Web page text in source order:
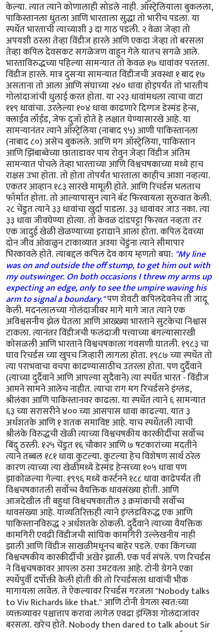
केल्या. त्यात त्याने कोणालाही सोडले नाही. ऑस्ट्रेलियाला बुकलला,
पाकिस्तानला धुतला आणि भारताला सुद्धा तो भारीच पडला. या
स्पर्धेत भारताची त्याच्याशी ३ दा गाठ पडली. २ वेळा जेव्हा तो
अपयशी ठरला तेव्हा विंडीज हारले आणि एकदा जेव्हा तो बरसला
तेव्हा कपिल देवसकट सगळेजण वाहुन गेले यातच सगळे आले.
भारताविरुद्धच्या पहिल्या सामन्यात तो केवळ १७ धावांवर परतला.
विंडीज हारले. मात्र दुसर्‍या सामन्यात विंडीजची अवस्था १ बाद १७
असताना तो आला आणि संघाच्या २४० धावा होइपर्यंत तो भारतीय
गोलांदाजांची धुलाई करत होता. या २२३ धावांमधला त्याचा वाटा
११९ धावांचा. उरलेल्या १०४ धावा काढणारे दिग्गज डेस्मंड हेन्स,
क्लाईव लॉईड, जेफ दुजॉ होते हे लक्षात घेण्यासारखे आहे. या
सामन्यानंतर त्याने ऑस्ट्रेलिया (नाबाद ९५) आणी पाकिस्तानला
(नाबाद ८०) असेच बुकलले. आणि मग ऑस्ट्रेलिया, पाकिस्तान
आणि झिंबाब्वेच्या छाताडावर पाय रोवुन जेव्हा विंडीज अंतिम
सामन्यात पोचले तेव्हा भारताच्या आणि विश्वचषकाच्या मध्ये हाच
राक्षस उभा होता. तो होता तोपर्यंत भारताला काहीच आशा नव्हत्या.
एकतर आव्हान १८३ सारखे मामूली होते. आणि रिचर्डस भलताच
फॉर्मात होता. तो आल्यापासुन त्याने बॅट फिरवायला सुरुवात केली.
२८ चेंडुत त्याने ३३ धावांचा खुर्दा पाडला. ३३ धावांवर जाउ नका. त्या
३३ धावा जीवघेण्या होत्या. तो केवळ दांडपट्टा फिरवत नव्हता तर
एक जादुई खेळी खेळण्याच्या इराद्याने आला होता. कपिल देवच्या
दोन जीव ओवाळुन टाकाव्यात अश्या चेंडुंना त्याने सीमापार
भिरकावले होते. त्याबद्दल कपिल देव काय म्हणतो बघा: "My line
was on and outside the off stump, to get him out with
my outswinger. On both occasions I threw my arms up
expecting an edge, only to see the umpire waving his
arm to signal a boundary."पण शेवटी कपिलदेवनेच ती जादू
केली. मदनलालच्या गोलंदाजीवर मागे मागे जात त्याने एक
अविश्वसनीय झेल घेतला आणि आख्ख्या भारताने सुटकेचा निश्वास
टाकला. त्यानंतर विंडीजची फलंदाजी पत्त्याच्या बंगल्यासारखी
कोसळली आणि भारताने विश्वचषकाला गवसणी घातली. १९८३ चा
घाव रिचर्डस च्या खुपच जिव्हारी लागला होता. १९८७ च्या स्पर्धेत तो
त्या पराभवाचा वचपा काढण्यासाठीच उतरला होता. पण दुर्दैवाने
(त्याच्या दुर्दैवाने आणि आपल्या सुदैवाने) त्या स्पर्धेत भारत - विंडीज
आमने सामने आलेच नाहीत. त्याचा राग मग रिचर्डसने इंग्लंड,
श्रीलंका आणि पाकिस्तानवर काढला. या स्पर्धेत त्याने ६ सामन्यात
६३ च्या सरासरीने ४०० च्या आसपास धावा काढल्या. यात ३
अर्धशतके आणि १ शतक समाविष्ट आहे. याच स्पर्धेतली त्याची
श्रीलंके विरुद्धची खेळी त्याच्या विश्वचषकीय कारकीर्दीचा सर्वोच्च
बिंदु ठरली. १२५ चेंडुत १६ चौकार आणि ७ षटकारांच्या मदतीने
त्याने तब्बल १८१ धावा कुटल्या. कुटल्या हेच विशेषण सार्थ ठरेल
कारण त्याच्या त्या खेळीमध्ये डेस्मंड हेन्सच्या १०५ धावा पण
झाकोळल्या गेल्या. १९९६ मध्ये कर्स्टनने १८८ धावा काढेपर्यंत ती
विश्वचषकातली सर्वोच्च वैयक्तिक धावसंख्या होती. आणि
आजदेखील ती बहुधा विश्वचषकातील ३ क्रमांकाची सर्वोच्च
धावसंख्या आहे. याव्यतिरिक्तही त्याने इंग्लंडविरुद्ध एक आणि
पाकिस्तानविरुद्ध २ अर्धशतके ठोकली. दुर्दैवाने त्याच्या वैयक्तिक
कामगिरी एवढी विंडीजची सांघिक कामगिरी उल्लेखनीय नाही
झाली आणि विंडीज साखळीमधूनच बाहेर पडले. एका किंगच्या
विश्वचषकीय कारकीर्दीची अखेर झाली. एक पर्व संपले. पण रिचर्डस
ने विश्वचषकावर आपला ठसा उमटवला आहे. टोनी ग्रेगने एका
स्पर्धेपुर्वी दर्पोक्ती केली होती की तो रिचर्डसला धावांची भीक
मागायला लावेल. ते ऐकल्यावर रिचर्डस गरजला "Nobody talks
to Viv Richards like that." आणि टोनी ग्रेगला स्वत:च्या
व्यक्तव्यावर पश्चात्ताप करावा लागेल एवढा इंग्लिश गोलंदाजांवर
बरसला. खरेच होते. Nobody then dared to talk about Sir